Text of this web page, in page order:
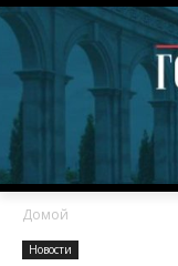
Домой
Новости